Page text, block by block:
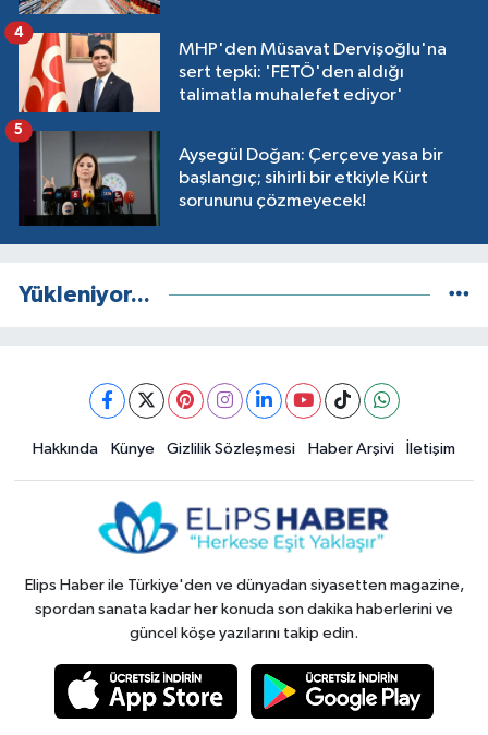
MHP'den Müsavat Dervişoğlu'na
sert tepki: 'FETÖ'den aldığı
talimatla muhalefet ediyor'
4
Ayşegül Doğan: Çerçeve yasa bir
başlangıç; sihirli bir etkiyle Kürt
sorununu çözmeyecek!
5
Yükleniyor...
Hakkında Künye Gizlilik Sözleşmesi Haber Arşivi İletişim
Elips Haber ile Türkiye'den ve dünyadan siyasetten magazine,
spordan sanata kadar her konuda son dakika haberlerini ve
güncel köşe yazılarını takip edin.